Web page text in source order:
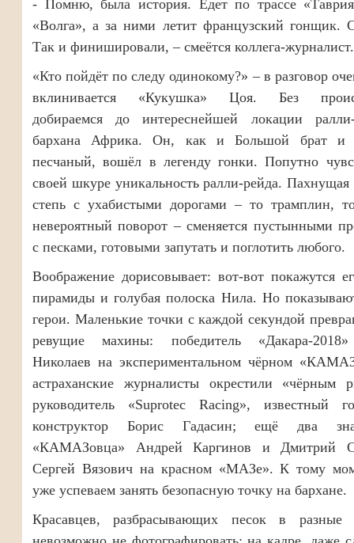
- Помню, была история. Едет по трассе
«Волга», а за ними летит французский гонщик.
Так и финишировали, – смеётся коллега-журналист.
«Кто пойдёт по следу одинокому?» – в разговор
вклинивается «Кукушка» Цоя. Без
добираемся до интереснейшей локации
бархана Африка. Он, как и Большой брат и
песчаный, вошёл в легенду гонки. Попутно
своей шкуре уникальность ралли-рейда.
степь с ухабистыми дорогами – то трамплин,
невероятный поворот – сменяется пустынными
с песками, готовыми запутать и поглотить любого.
Воображение дорисовывает: вот-вот покажутся
пирамиды и голубая полоска Нила. Но
герои. Маленькие точки с каждой секундой
ревущие махины: победитель «Дакара-
Николаев на экспериментальном чёрном
астраханские журналисты окрестили «чёрным
руководитель «Suprotec Racing», известный
конструктор Борис Гадасин; ещё два
«КАМАЗовца» Андрей Каргинов и Дмитрий
Сергей Вязович на красном «МАЗе». К тому
уже успеваем занять безопасную точку на бархане.
Красавцев, разбрасывающих песок в разные